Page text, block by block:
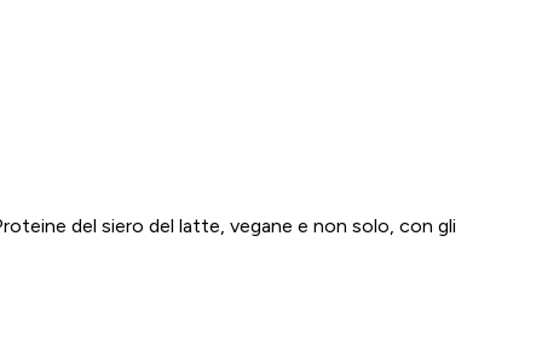
del siero del latte, vegane e non solo, con gli